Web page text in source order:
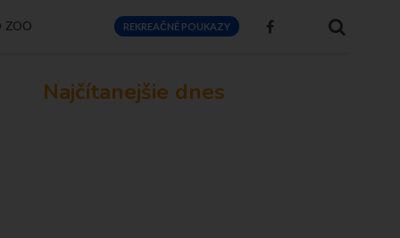
ZOO REKREAČNÉ POUKAZY
Najčítanejšie dnes